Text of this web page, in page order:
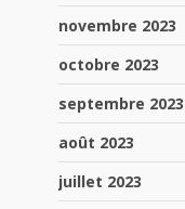
novembre 2023
octobre 2023
septembre 2023
août 2023
juillet 2023